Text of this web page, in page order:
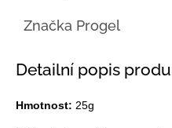
Značka Progel
Detailní popis
Hmotnost: 25g